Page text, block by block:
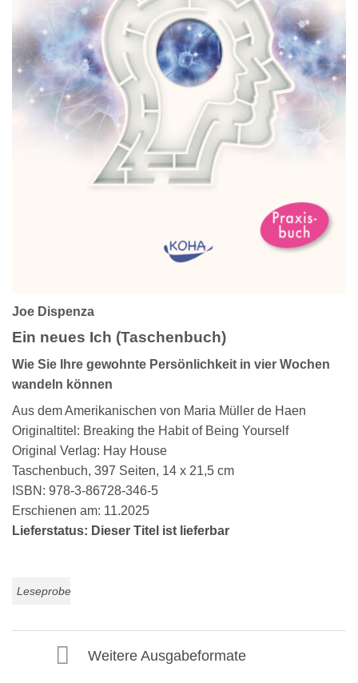
Joe Dispenza
Ein neues Ich (Taschenbuch)
Wie Sie Ihre gewohnte Persönlichkeit in vier Wochen
wandeln können
Aus dem Amerikanischen von Maria Müller de Haen
Originaltitel: Breaking the Habit of Being Yourself
Original Verlag: Hay House
Taschenbuch, 397 Seiten, 14 x 21,5 cm
ISBN: 978-3-86728-346-5
Erschienen am: 11.2025
Lieferstatus: Dieser Titel ist lieferbar
Leseprobe
Weitere Ausgabeformate